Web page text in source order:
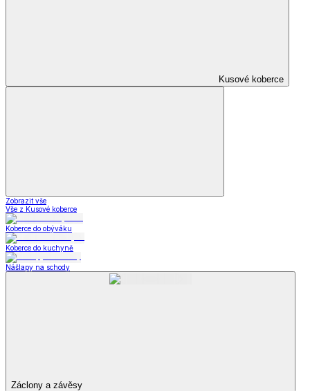
Kusové koberce
Zobrazit vše
Vše z Kusové koberce
Koberce do obýváku
Koberce do kuchyně
Nášlapy na schody
Záclony a závěsy